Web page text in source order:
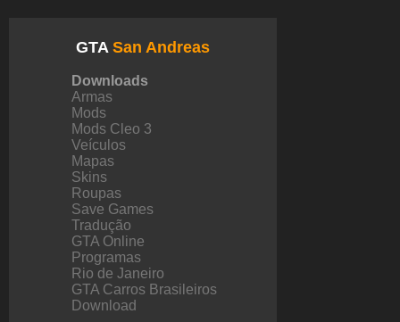
GTA San Andreas
Downloads
Armas
Mods
Mods Cleo 3
Veículos
Mapas
Skins
Roupas
Save Games
Tradução
GTA Online
Programas
Rio de Janeiro
GTA Carros Brasileiros
Download